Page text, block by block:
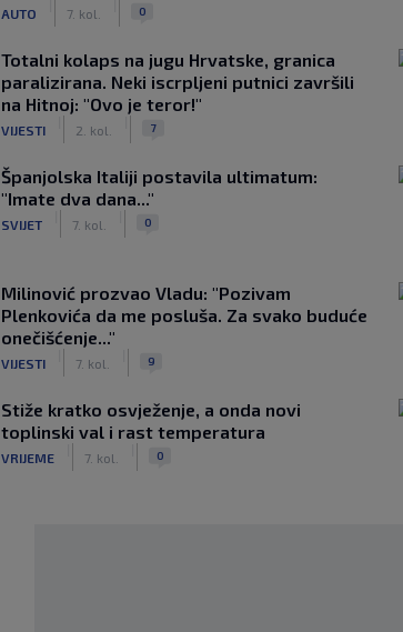
AUTO 7. kol. 0
Totalni kolaps na jugu Hrvatske, granica
paralizirana. Neki iscrpljeni putnici završili
na Hitnoj: "Ovo je teror!"
VIJESTI 2. kol. 7
Španjolska Italiji postavila ultimatum:
"Imate dva dana..."
SVIJET 7. kol. 0
Milinović prozvao Vladu: "Pozivam
Plenkovića da me posluša. Za svako buduće
onečišćenje..."
VIJESTI 7. kol. 9
Stiže kratko osvježenje, a onda novi
toplinski val i rast temperatura
VRIJEME 7. kol. 0